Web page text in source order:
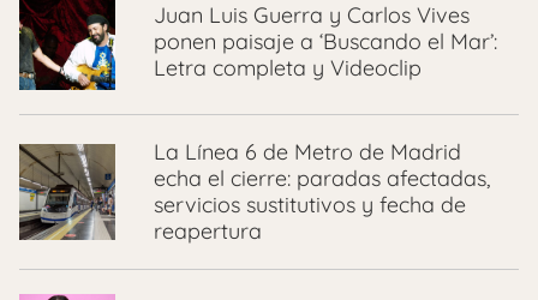
Juan Luis Guerra y Carlos Vives
ponen paisaje a ‘Buscando el Mar’:
Letra completa y Videoclip
La Línea 6 de Metro de Madrid
echa el cierre: paradas afectadas,
servicios sustitutivos y fecha de
reapertura